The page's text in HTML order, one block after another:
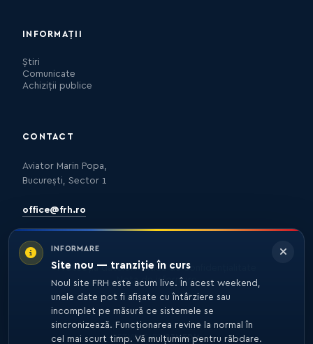
INFORMARE
Site nou — tranziție în curs
Noul site FRH este acum live. În acest weekend,
unele date pot fi afișate cu întârziere sau
incomplet pe măsură ce sistemele se
sincronizează. Funcționarea revine la normal în
cel mai scurt timp. Vă mulțumim pentru răbdare.
INFORMAȚII
Știri
Comunicate
Achiziții publice
CONTACT
Aviator Marin Popa,
București, Sector 1
office@frh.ro
Protecția datelorPolitica de confidențialitate
Nota de informare
© 2026 FRH. TOATE DREPTURILE REZERVATE.
DEZVOLTARE27MEDIA